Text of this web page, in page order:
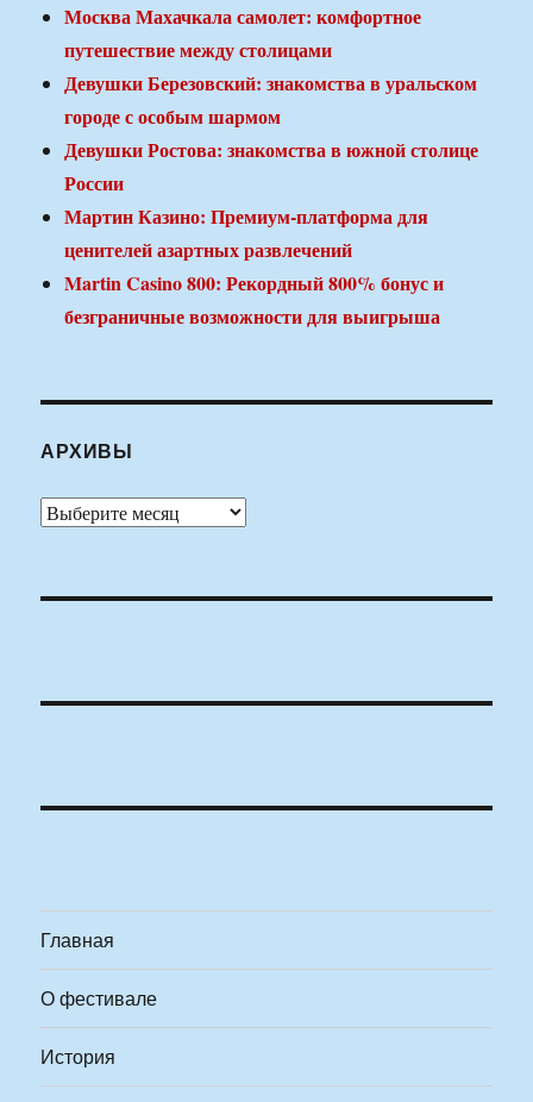
Москва Махачкала самолет: комфортное
путешествие между столицами
Девушки Березовский: знакомства в уральском
городе с особым шармом
Девушки Ростова: знакомства в южной столице
России
Мартин Казино: Премиум-платформа для
ценителей азартных развлечений
Martin Casino 800: Рекордный 800% бонус и
безграничные возможности для выигрыша
АРХИВЫ
Архивы
Главная
О фестивале
История